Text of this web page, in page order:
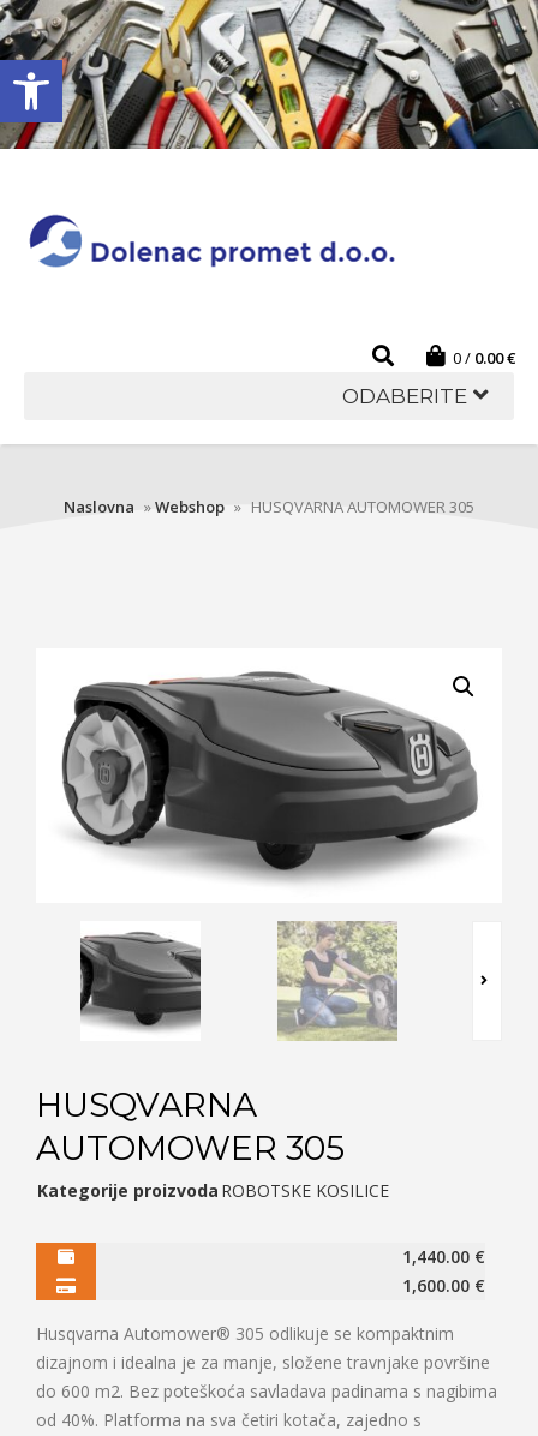
Open toolbar
0 0.00€
ODABERITE
Naslovna »Webshop » HUSQVARNA AUTOMOWER 305
HUSQVARNA
AUTOMOWER 305
Kategorije proizvoda ROBOTSKE KOSILICE
1,440.00 €
1,600.00 €
Husqvarna Automower® 305 odlikuje se kompaktnim
dizajnom i idealna je za manje, složene travnjake površine
do 600 m2. Bez poteškoća savladava padinama s nagibima
od 40%. Platforma na sva četiri kotača, zajedno s